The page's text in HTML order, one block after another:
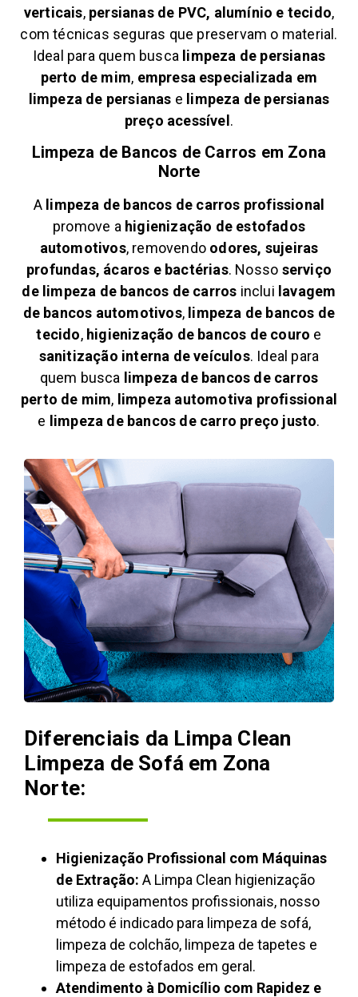
verticais, persianas de PVC, alumínio e tecido,
com técnicas seguras que preservam o material.
Ideal para quem busca limpeza de persianas
perto de mim, empresa especializada em
limpeza de persianas e limpeza de persianas
preço acessível.
Limpeza de Bancos de Carros em Zona
Norte
A limpeza de bancos de carros profissional
promove a higienização de estofados
automotivos, removendo odores, sujeiras
profundas, ácaros e bactérias. Nosso serviço
de limpeza de bancos de carros inclui lavagem
de bancos automotivos, limpeza de bancos de
tecido, higienização de bancos de couro e
sanitização interna de veículos. Ideal para
quem busca limpeza de bancos de carros
perto de mim, limpeza automotiva profissional
e limpeza de bancos de carro preço justo.
Diferenciais da Limpa Clean
Limpeza de Sofá em Zona
Norte:
Higienização Profissional com Máquinas
de Extração: A Limpa Clean higienização
utiliza equipamentos profissionais, nosso
método é indicado para limpeza de sofá,
limpeza de colchão, limpeza de tapetes e
limpeza de estofados em geral.
Atendimento à Domicílio com Rapidez e